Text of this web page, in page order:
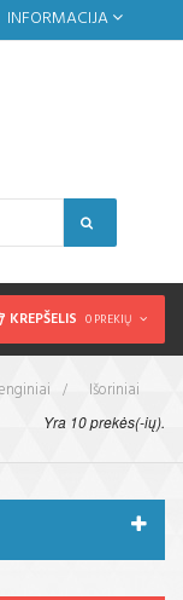
INFORMACIJA
KREPŠELIS 0 PREKIŲ
>
Išoriniai
Yra 10 prekės(-ių).